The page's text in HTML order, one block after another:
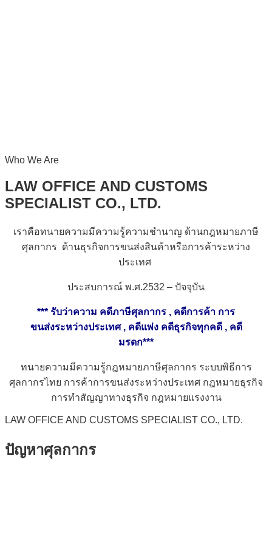
Who We Are
LAW OFFICE AND CUSTOMS
SPECIALIST CO., LTD.
เราคือทนายความมีความรู้ความชำนาญ ด้านกฎหมายภาษี
ศุลกากร ด้านธุรกิจการขนส่งสินค้าหรือการค้าระหว่าง
ประเทศ
ประสบการณ์ พ.ศ.2532 – ปัจจุบัน
*** รับว่าความ คดีภาษีศุลกากร , คดีการค้า การ
ขนส่งระหว่างประเทศ, คดีแพ่ง คดีธุรกิจทุกคดี, คดี
มรดก***
ทนายความมีความรู้กฎหมายภาษีศุลกากร ระบบพิธีการ
ศุลกากรไทย การค้าการขนส่งระหว่างประเทศ กฎหมายธุรกิจ
การทำสัญญาทางธุรกิจ กฎหมายแรงงาน
LAW OFFICE AND CUSTOMS SPECIALIST CO., LTD.
ปัญหาศุลกากร